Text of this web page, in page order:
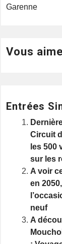
Garenne
Vous
Entrées
Circuit
les 500
sur les
A voir
en
neuf
A